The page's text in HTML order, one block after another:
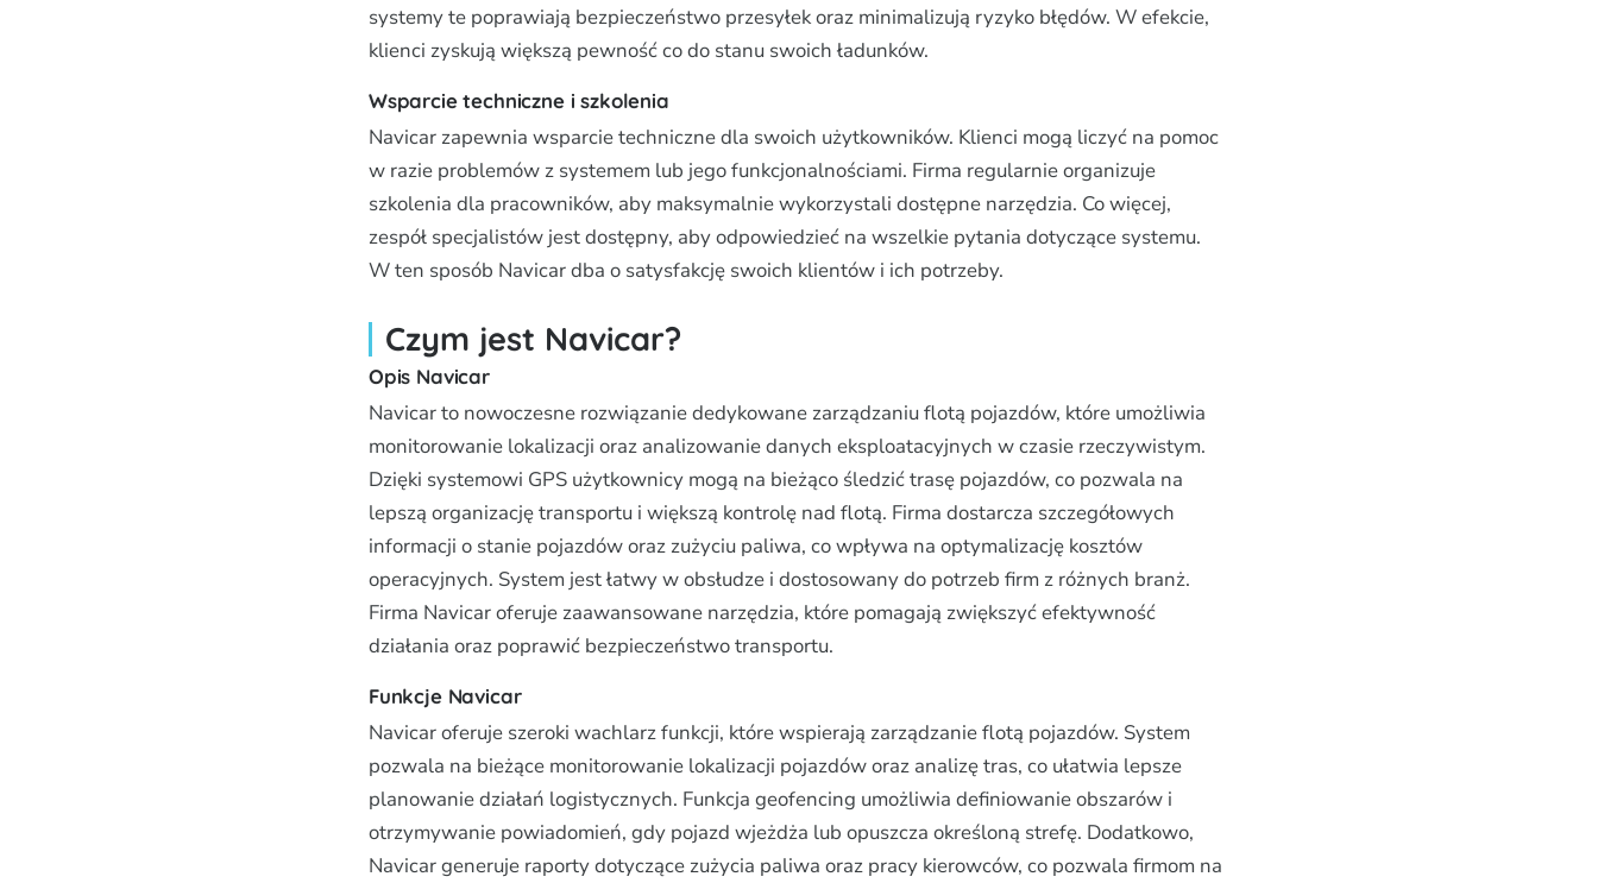
systemy te poprawiają bezpieczeństwo przesyłek oraz minimalizują ryzyko błędów. W efekcie,
klienci zyskują większą pewność co do stanu swoich ładunków.
Wsparcie techniczne i szkolenia
Navicar zapewnia wsparcie techniczne dla swoich użytkowników. Klienci mogą liczyć na pomoc
w razie problemów z systemem lub jego funkcjonalnościami. Firma regularnie organizuje
szkolenia dla pracowników, aby maksymalnie wykorzystali dostępne narzędzia. Co więcej,
zespół specjalistów jest dostępny, aby odpowiedzieć na wszelkie pytania dotyczące systemu.
W ten sposób Navicar dba o satysfakcję swoich klientów i ich potrzeby.
Czym jest Navicar?
Opis Navicar
Navicar to nowoczesne rozwiązanie dedykowane zarządzaniu flotą pojazdów, które umożliwia
monitorowanie lokalizacji oraz analizowanie danych eksploatacyjnych w czasie rzeczywistym.
Dzięki systemowi GPS użytkownicy mogą na bieżąco śledzić trasę pojazdów, co pozwala na
lepszą organizację transportu i większą kontrolę nad flotą. Firma dostarcza szczegółowych
informacji o stanie pojazdów oraz zużyciu paliwa, co wpływa na optymalizację kosztów
operacyjnych. System jest łatwy w obsłudze i dostosowany do potrzeb firm z różnych branż.
Firma Navicar oferuje zaawansowane narzędzia, które pomagają zwiększyć efektywność
działania oraz poprawić bezpieczeństwo transportu.
Funkcje Navicar
Navicar oferuje szeroki wachlarz funkcji, które wspierają zarządzanie flotą pojazdów. System
pozwala na bieżące monitorowanie lokalizacji pojazdów oraz analizę tras, co ułatwia lepsze
planowanie działań logistycznych. Funkcja geofencing umożliwia definiowanie obszarów i
otrzymywanie powiadomień, gdy pojazd wjeżdża lub opuszcza określoną strefę. Dodatkowo,
Navicar generuje raporty dotyczące zużycia paliwa oraz pracy kierowców, co pozwala firmom na